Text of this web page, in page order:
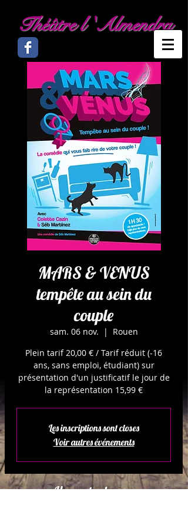
Théâtre l 'Almendra
MARS & VENUS
tempête au sein du
couple
sam. 06 nov.
  |
Rouen
Plein tarif 20,00 € / Tarif réduit (-16
ans, sans emploi, étudiant) sur
présentation d'un justificatif le jour de
la représentation 15,99 €
Les inscriptions sont closes
Voir autres événements
Heure et adresse: